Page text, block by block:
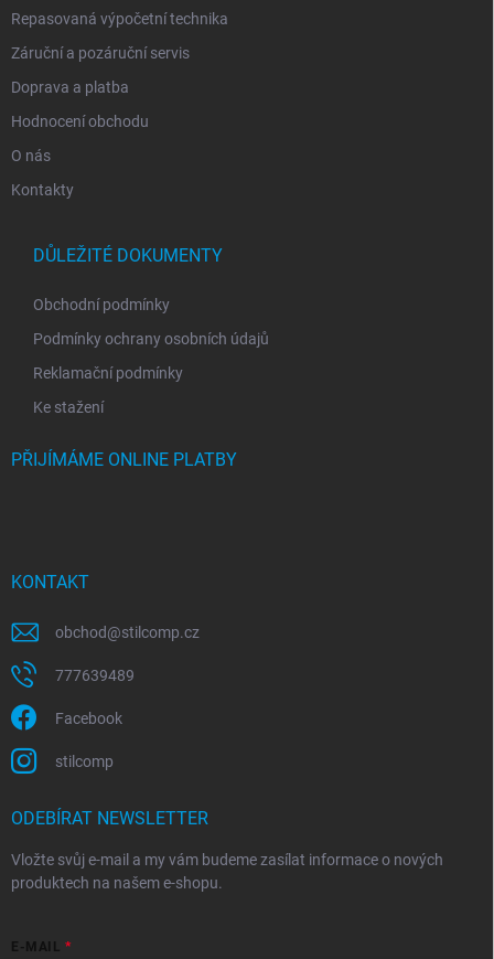
Repasovaná výpočetní technika
Záruční a pozáruční servis
Doprava a platba
Hodnocení obchodu
O nás
Kontakty
DŮLEŽITÉ DOKUMENTY
Obchodní podmínky
Podmínky ochrany osobních údajů
Reklamační podmínky
Ke stažení
PŘIJÍMÁME ONLINE PLATBY
KONTAKT
obchod@stilcomp.cz
777639489
Facebook
stilcomp
ODEBÍRAT NEWSLETTER
Vložte svůj e-mail a my vám budeme zasílat informace o nových
produktech na našem e-shopu.
E-MAIL